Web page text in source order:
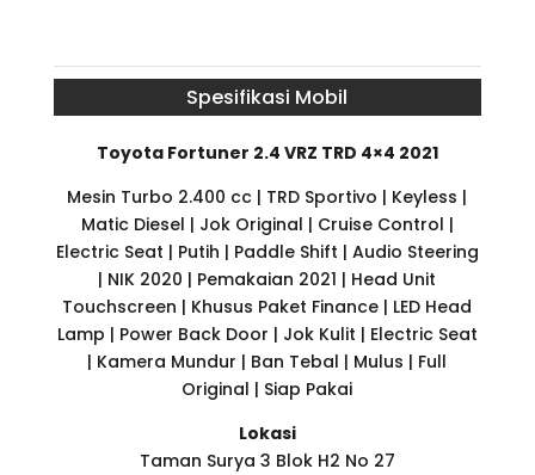
Spesifikasi Mobil
Toyota Fortuner 2.4 VRZ TRD 4×4 2021
Mesin Turbo 2.400 cc | TRD Sportivo | Keyless |
Matic Diesel | Jok Original | Cruise Control |
Electric Seat | Putih | Paddle Shift | Audio Steering
| NIK 2020 | Pemakaian 2021 | Head Unit
Touchscreen | Khusus Paket Finance | LED Head
Lamp | Power Back Door | Jok Kulit | Electric Seat
| Kamera Mundur | Ban Tebal | Mulus | Full
Original | Siap Pakai
Lokasi
Taman Surya 3 Blok H2 No 27